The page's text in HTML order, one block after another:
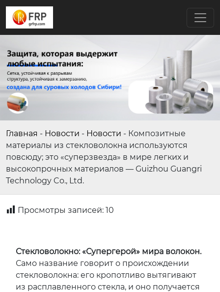
Главная - Новости - Новости - Композитные
материалы из стекловолокна используются
повсюду; это «суперзвезда» в мире легких и
высокопрочных материалов — Guizhou Guangri
Technology Co., Ltd.
Просмотры записей: 10
Стекловолокно: «Супергерой» мира волокон.
Само название говорит о происхождении
стекловолокна: его кропотливо вытягивают
из расплавленного стекла, и оно получается